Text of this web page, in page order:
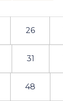
26
31
48